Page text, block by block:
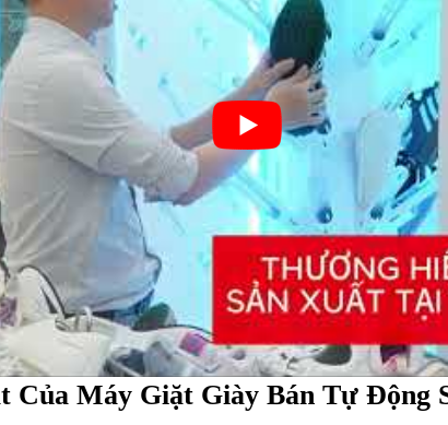
Của Máy Giặt Giày Bán Tự Động